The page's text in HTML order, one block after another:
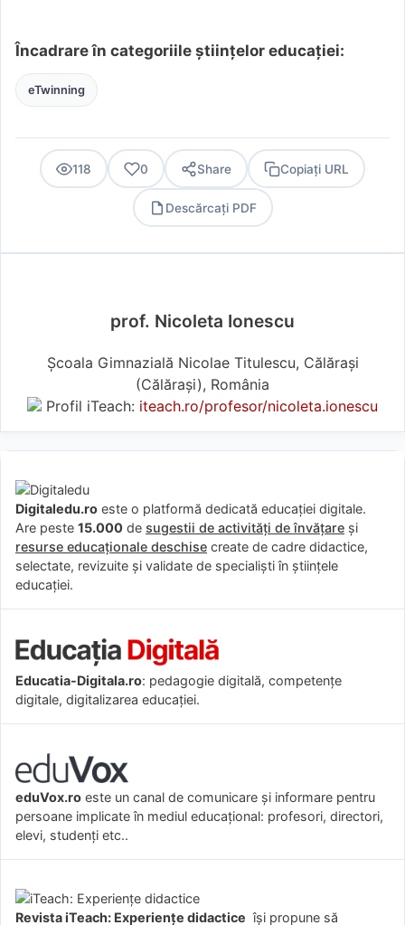
Încadrare în categoriile științelor educației:
eTwinning
118 0 Share Copiați URL
Descărcați PDF
prof. Nicoleta Ionescu
Școala Gimnazială Nicolae Titulescu, Călărași
(Călărași), România
Profil iTeach: iteach.ro/profesor/nicoleta.ionescu
Digitaledu.ro este o platformă dedicată educației digitale.
Are peste 15.000 de sugestii de activități de învățare și
resurse educaționale deschise create de cadre didactice,
selectate, revizuite și validate de specialiști în științele
educației.
Educatia-Digitala.ro: pedagogie digitală, competențe
digitale, digitalizarea educației.
eduVox.ro este un canal de comunicare și informare pentru
persoane implicate în mediul educațional: profesori, directori,
elevi, studenți etc..
Revista iTeach: Experienţe didactice îşi propune să